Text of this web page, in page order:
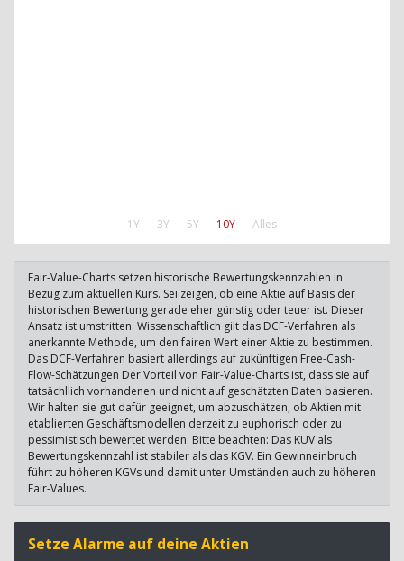
1Y 3Y 5Y 10Y Alles
Fair-Value-Charts setzen historische Bewertungskennzahlen in
Bezug zum aktuellen Kurs. Sei zeigen, ob eine Aktie auf Basis der
historischen Bewertung gerade eher günstig oder teuer ist. Dieser
Ansatz ist umstritten. Wissenschaftlich gilt das DCF-Verfahren als
anerkannte Methode, um den fairen Wert einer Aktie zu bestimmen.
Das DCF-Verfahren basiert allerdings auf zukünftigen Free-Cash-
Flow-Schätzungen Der Vorteil von Fair-Value-Charts ist, dass sie auf
tatsächllich vorhandenen und nicht auf geschätzten Daten basieren.
Wir halten sie gut dafür geeignet, um abzuschätzen, ob Aktien mit
etablierten Geschäftsmodellen derzeit zu euphorisch oder zu
pessimistisch bewertet werden. Bitte beachten: Das KUV als
Bewertungskennzahl ist stabiler als das KGV. Ein Gewinneinbruch
führt zu höheren KGVs und damit unter Umständen auch zu höheren
Fair-Values.
Setze Alarme auf deine Aktien